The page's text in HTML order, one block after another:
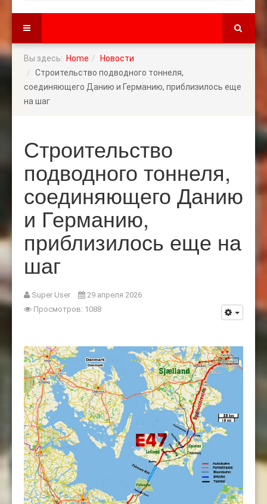
Вы здесь: Home
Новости
Строительство подводного тоннеля,
соединяющего Данию и Германию, приблизилось еще
на шаг
Строительство
подводного тоннеля,
соединяющего Данию
и Германию,
приблизилось еще на
шаг
Super User
29 апреля 2026
Просмотров: 1088